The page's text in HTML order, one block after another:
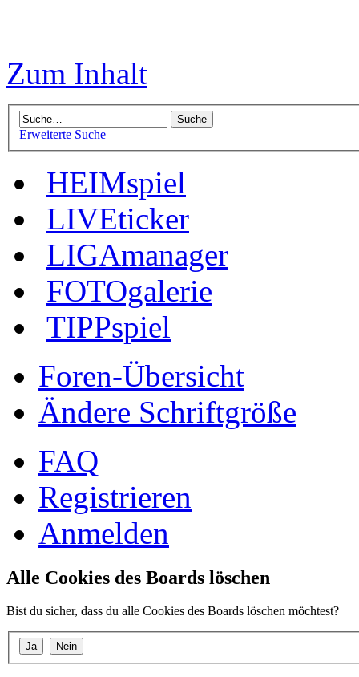
Zum Inhalt
Erweiterte Suche
HEIMspiel
LIVEticker
LIGAmanager
FOTOgalerie
TIPPspiel
Foren-Übersicht
Ändere Schriftgröße
FAQ
Registrieren
Anmelden
Alle Cookies des Boards löschen
Bist du sicher, dass du alle Cookies des Boards löschen möchtest?